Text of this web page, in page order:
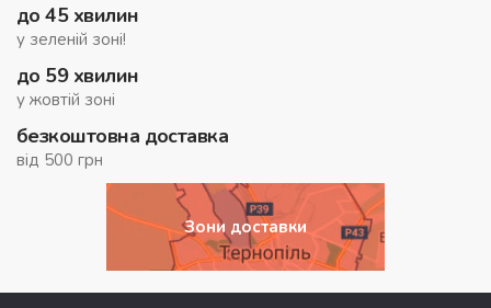
до 45 хвилин
у зеленій зоні!
до 59 хвилин
у жовтій зоні
безкоштовна доставка
від 500 грн
Зони доставки